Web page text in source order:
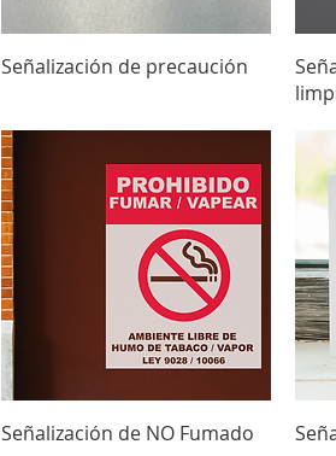
Vista rápida
Señalización de precaución
Vista rápida
Señalización de NO Fumado